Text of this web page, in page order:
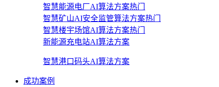
智慧能源电厂AI算法方案热门
智慧矿山AI安全监管算法方案热门
智慧楼宇场馆AI算法方案热门
新能源充电站AI算法方案
智慧港口码头AI算法方案
成功案例